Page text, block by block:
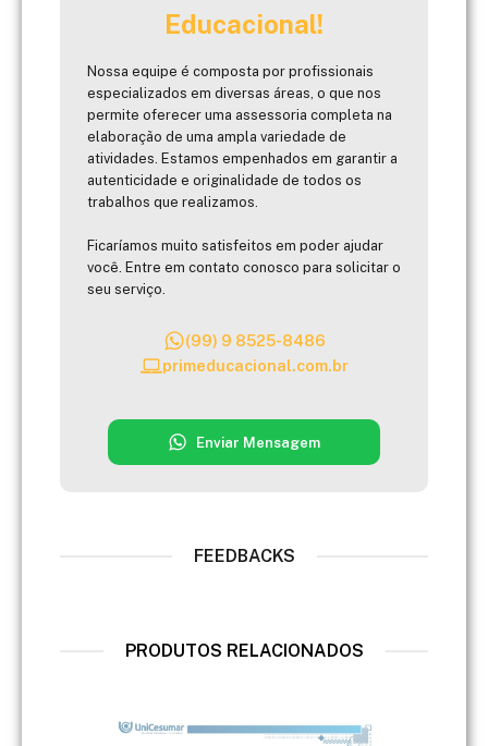
Educacional!
Nossa equipe é composta por profissionais
especializados em diversas áreas, o que nos
permite oferecer uma assessoria completa na
elaboração de uma ampla variedade de
atividades. Estamos empenhados em garantir a
autenticidade e originalidade de todos os
trabalhos que realizamos.
Ficaríamos muito satisfeitos em poder ajudar
você. Entre em contato conosco para solicitar o
seu serviço.
(99) 9 8525-8486
primeducacional.com.br
Enviar Mensagem
FEEDBACKS
PRODUTOS RELACIONADOS